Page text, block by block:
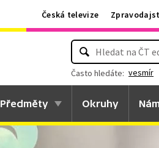
Česká televize
Často hledáte: vesmír
Předměty Okruhy